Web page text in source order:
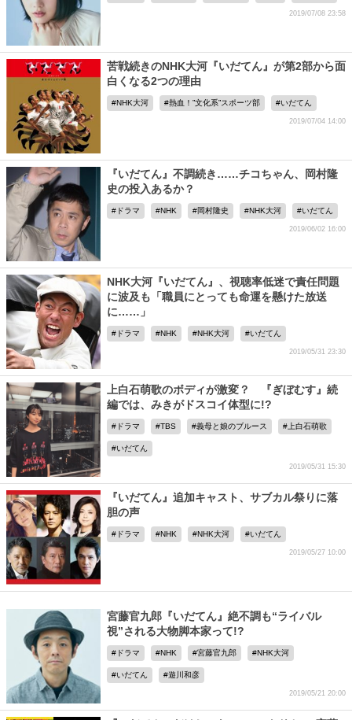
2019/07/08 23:58
苦戦続きのNHK大河『いだてん』が第2部から面
白くなる2つの理由
NHK大河 熱血！”文化系”スポーツ部 いだてん
2019/07/04 14:00
『いだてん』不調続き……チコちゃん、岡村隆
史の投入あるか？
ドラマ NHK 岡村隆史 NHK大河 いだてん
2019/06/02 16:00
NHK大河『いだてん』、視聴率低迷で責任問題
に波及も「職員にとっても命運を懸けた放送
に……」
ドラマ NHK NHK大河 いだてん
2019/05/31 23:30
上白石萌歌のボディが激変？ 『ぎぼむす』続
編では、みきがドスコイ体型に!?
ドラマ TBS 義母と娘のブルース 上白石萌歌
いだてん
2019/05/31 15:30
『いだてん』追加キャスト、サブカル祭りに落
胆の声
ドラマ NHK NHK大河 いだてん
2019/05/27 10:00
宮藤官九郎『いだてん』絶不調も“ライバル
視”される大物脚本家って!?
ドラマ NHK 宮藤官九郎 NHK大河
いだてん 遊川和彦
2019/05/21 20:00